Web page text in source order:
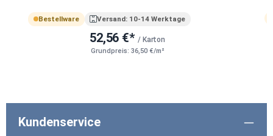
Bestellware Versand: 10-14 Werktage
52,56 €* / Karton
Grundpreis: 36,50 €/m²
Kundenservice